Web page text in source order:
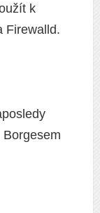
k
Firewalld.